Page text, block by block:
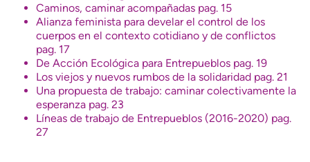
Caminos, caminar acompañadas pag. 15
Alianza feminista para develar el control de los
cuerpos en el contexto cotidiano y de conflictos
pag. 17
De Acción Ecológica para Entrepueblos pag. 19
Los viejos y nuevos rumbos de la solidaridad pag. 21
Una propuesta de trabajo: caminar colectivamente la
esperanza pag. 23
Líneas de trabajo de Entrepueblos (2016-2020) pag.
27